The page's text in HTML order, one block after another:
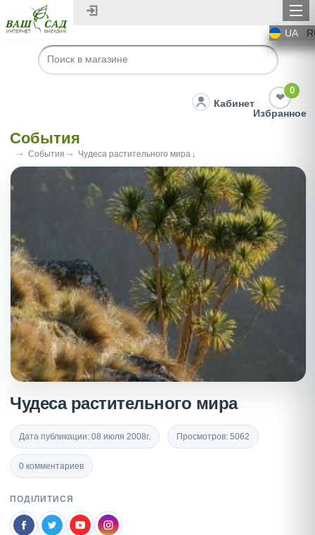
UA
Кабинет
0
Избранное
События
События Чудеса растительного мира
Чудеса растительного мира
Дата публикации: 08 июля 2008г. Просмотров: 5062
0 комментариев
ПОДІЛИТИСЯ